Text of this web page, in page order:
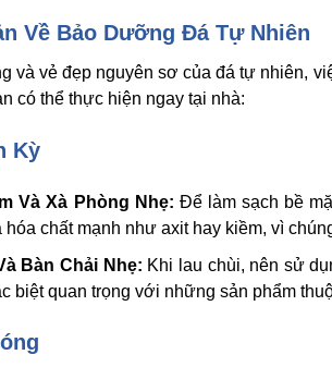
Về Bảo Dưỡng Đá Tự Nhiên
và vẻ đẹp nguyên sơ của đá tự nhiên,
có thể thực hiện ngay tại nhà:
Kỳ
Và Xà Phòng Nhẹ: Để làm sạch bề
chất mạnh như axit hay kiềm, vì
Bàn Chải Nhẹ: Khi lau chùi, nên sử
biệt quan trọng với những sản phẩm